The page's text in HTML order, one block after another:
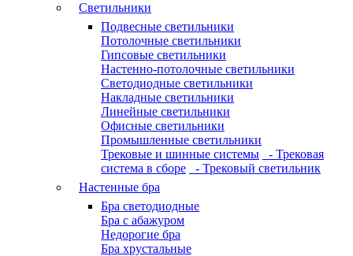
Светильники
Подвесные светильники
Потолочные светильники
Гипсовые светильники
Настенно-потолочные светильники
Светодиодные светильники
Накладные светильники
Линейные светильники
Офисные светильники
Промышленные светильники
Трековые и шинные системы
- Трековая
система в сборе
- Трековый светильник
Настенные бра
Бра светодиодные
Бра с абажуром
Недорогие бра
Бра хрустальные